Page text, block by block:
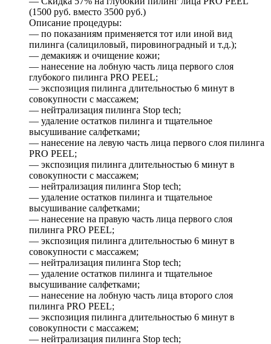
(1500 руб. вместо 3500 руб.)
Описание процедуры:
— по показаниям применяется тот или иной вид
пилинга (салициловый, пировиноградный и т.д.);
— демакияж и очищение кожи;
— нанесение на лобную часть лица первого слоя
глубокого пилинга PRO PEEL;
— экспозиция пилинга длительностью 6 минут в
совокупности с массажем;
— нейтрализация пилинга Stop tech;
— удаление остатков пилинга и тщательное
высушивание салфетками;
— нанесение на левую часть лица первого слоя пилинга
PRO PEEL;
— экспозиция пилинга длительностью 6 минут в
совокупности с массажем;
— нейтрализация пилинга Stop tech;
— удаление остатков пилинга и тщательное
высушивание салфетками;
— нанесение на правую часть лица первого слоя
пилинга PRO PEEL;
— экспозиция пилинга длительностью 6 минут в
совокупности с массажем;
— нейтрализация пилинга Stop tech;
— удаление остатков пилинга и тщательное
высушивание салфетками;
— нанесение на лобную часть лица второго слоя
пилинга PRO PEEL;
— экспозиция пилинга длительностью 6 минут в
совокупности с массажем;
— нейтрализация пилинга Stop tech;